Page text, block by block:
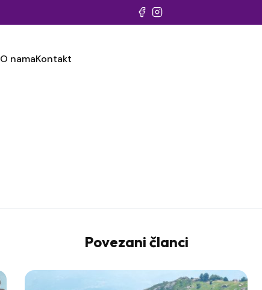
O namaKontakt
Povezani članci